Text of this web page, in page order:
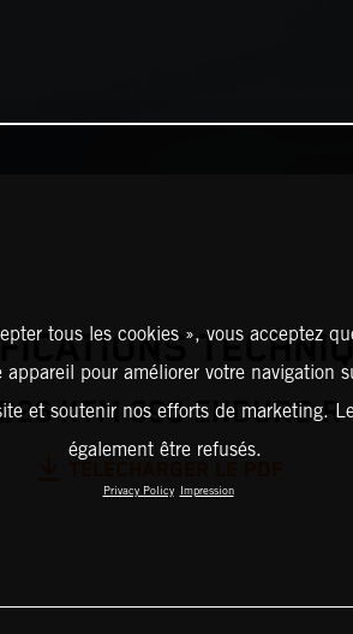
KTM 390 ENDURO R
tous les cookies », vous acceptez
appareil pour améliorer votre navigation
et soutenir nos efforts de marketing.
également être refusés.
Privacy Policy Impression